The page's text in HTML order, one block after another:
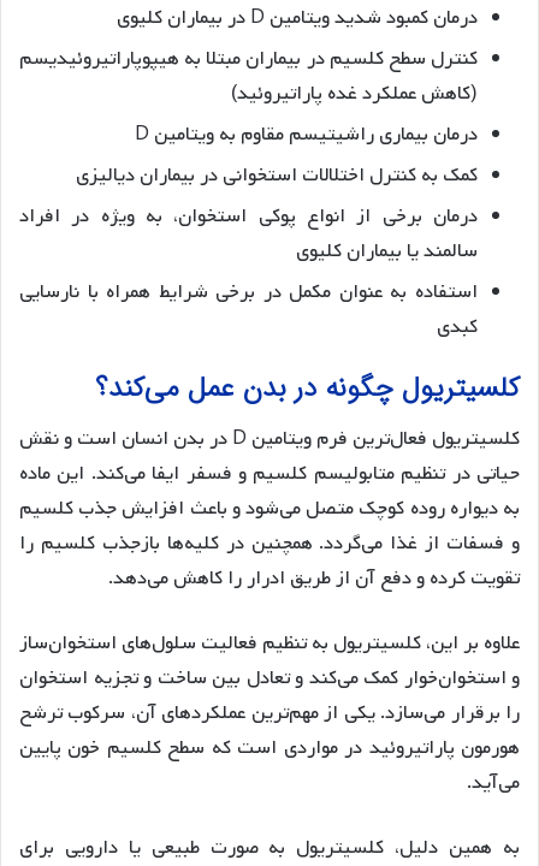
درمان کمبود شدید ویتامین D در بیماران کلیوی
کنترل سطح کلسیم در بیماران مبتلا به هیپوپاراتیروئیدیسم
(کاهش عملکرد غده پاراتیروئید)
درمان بیماری راشیتیسم مقاوم به ویتامین D
کمک به کنترل اختلالات استخوانی در بیماران دیالیزی
درمان برخی از انواع پوکی استخوان، به ویژه در افراد
سالمند یا بیماران کلیوی
استفاده به عنوان مکمل در برخی شرایط همراه با نارسایی
کبدی
کلسیتریول چگونه در بدن عمل می‌کند؟
کلسیتریول فعال‌ترین فرم ویتامین D در بدن انسان است و نقش
حیاتی در تنظیم متابولیسم کلسیم و فسفر ایفا می‌کند. این ماده
به دیواره روده کوچک متصل می‌شود و باعث افزایش جذب کلسیم
و فسفات از غذا می‌گردد. همچنین در کلیه‌ها بازجذب کلسیم را
تقویت کرده و دفع آن از طریق ادرار را کاهش می‌دهد.
علاوه بر این، کلسیتریول به تنظیم فعالیت سلول‌های استخوان‌ساز
و استخوان‌خوار کمک می‌کند و تعادل بین ساخت و تجزیه استخوان
را برقرار می‌سازد. یکی از مهم‌ترین عملکردهای آن، سرکوب ترشح
هورمون پاراتیروئید در مواردی است که سطح کلسیم خون پایین
می‌آید.
به همین دلیل، کلسیتریول به صورت طبیعی یا دارویی برای